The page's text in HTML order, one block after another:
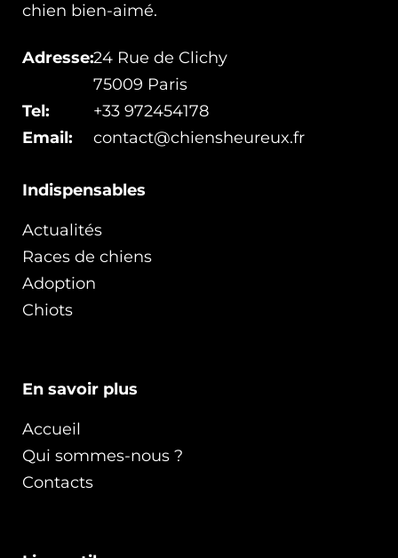
Indispensables
Actualités
Races de chiens
Adoption
Chiots
En savoir plus
Accueil
Qui sommes-nous ?
Contacts
chien bien-aimé.
Adresse:24 Rue de Clichy
75009 Paris
Tel:
+33 972454178
Email:
contact@chiensheureux.fr